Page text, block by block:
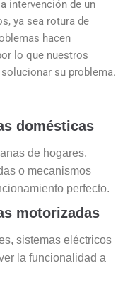
intervención de un
ya sea rotura de
hacen
lo que nuestros
su problema.
domésticas
de hogares,
o mecanismos
perfecto.
motorizadas
sistemas eléctricos
la funcionalidad a